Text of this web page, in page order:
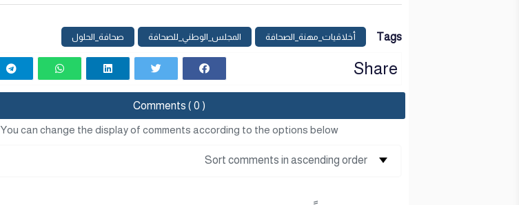
Tags أخلاقيات_مهنة_الصحافة المجلس_الوطني_للصحافة صحافة_الحلول
Share
Comments ( 0 )
You can change the display of comments according to the options below